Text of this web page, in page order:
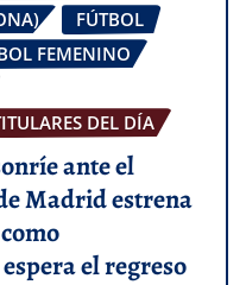
FÚTBOL
FEMENINO
DEL DÍA
ante el
Madrid estrena
el regreso